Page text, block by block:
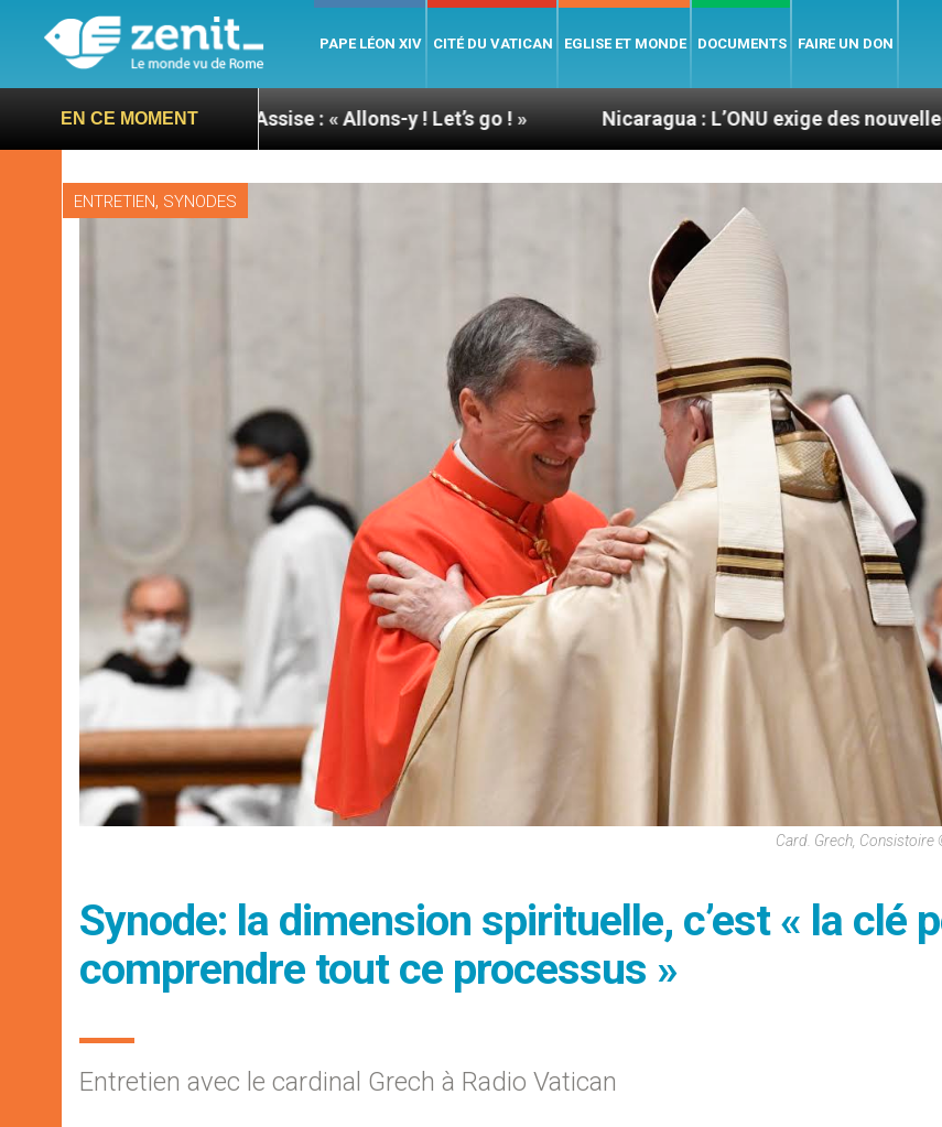
PAPE LÉON XIV CITÉ DU VATICAN EGLISE ET MONDE DOCUMENTS FAIRE UN DON
EN CE MOMENT
du pape à Assise : « Allons-y ! Let’s go ! » Nicaragua : L’ONU exige des nouvelles de Mgr Mata
ENTRETIEN, SYNODES
Card. Grech, Consistoire
Synode: la dimension spirituelle, c’est « la clé
comprendre tout ce processus »
Entretien avec le cardinal Grech à Radio Vatican